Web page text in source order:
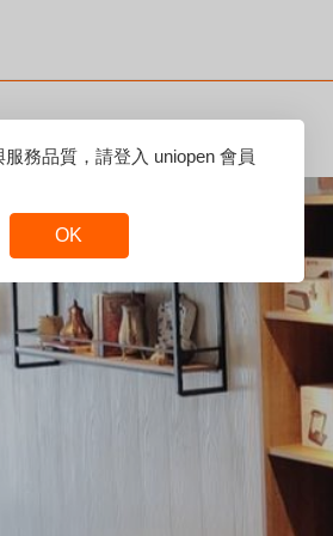
務品質，請登入 uniopen 會員
OK